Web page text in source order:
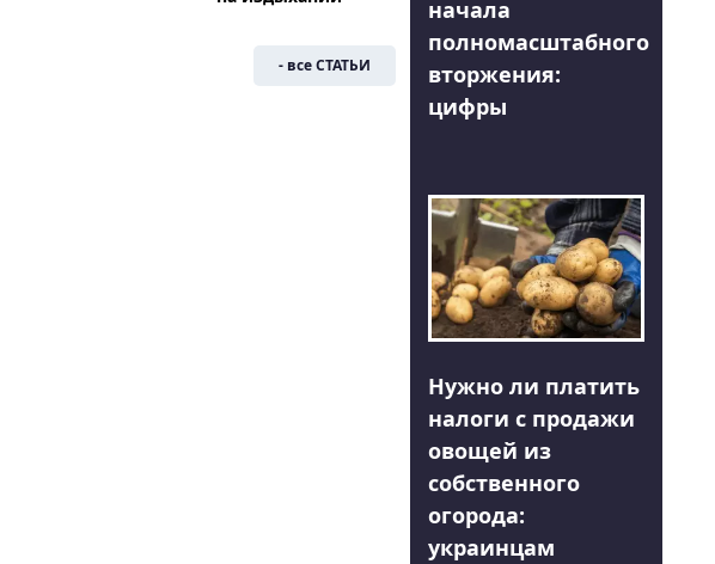
- все СТАТЬИ
начала
полномасштабного
вторжения:
цифры
Нужно ли платить
налоги с продажи
овощей из
собственного
огорода:
украинцам